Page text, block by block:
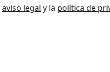
aviso legal y la política de